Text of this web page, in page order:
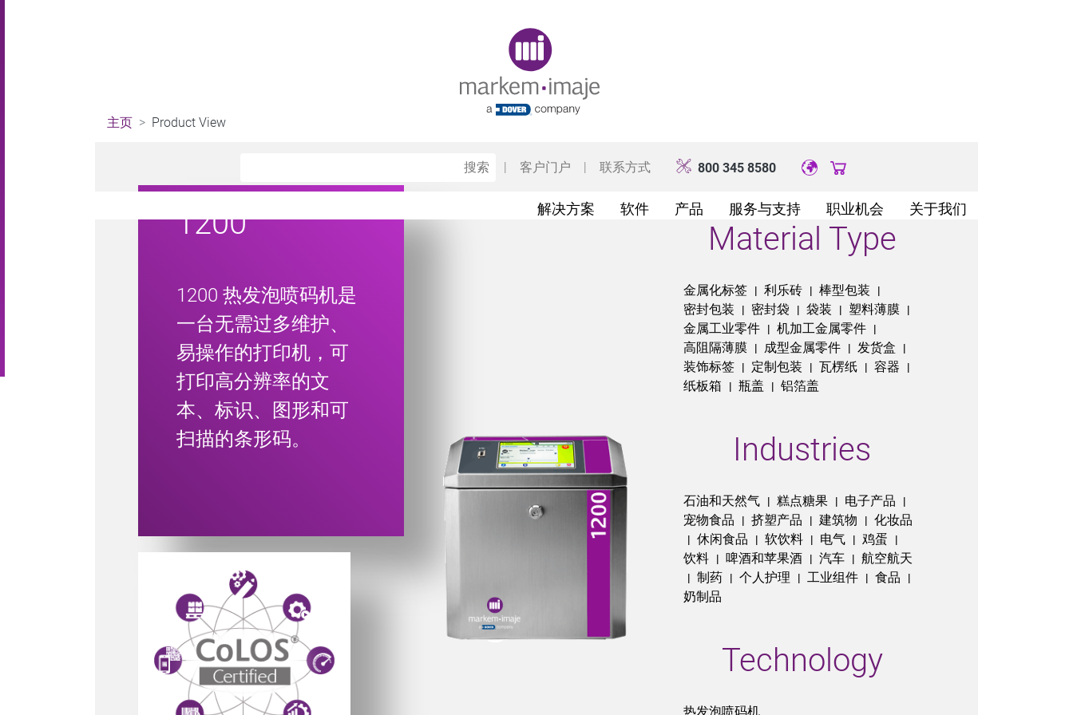
| 客户门户 | 联系方式 800 345 8580 Original image URL link
解决方案 软件 产品 服务与支持 职业机会 关于我们
主页 Product View
1200
1200 热发泡喷码机是
一台无需过多维护、
易操作的打印机，可
打印高分辨率的文
本、标识、图形和可
扫描的条形码。
Material Type
金属化标签 | 利乐砖 | 棒型包装 |
密封包装 | 密封袋 | 袋装 | 塑料薄膜 |
金属工业零件 | 机加工金属零件 |
高阻隔薄膜 | 成型金属零件 | 发货盒 |
装饰标签 | 定制包装 | 瓦楞纸 | 容器 |
纸板箱 | 瓶盖 | 铝箔盖
Industries
石油和天然气 | 糕点糖果 | 电子产品 |
宠物食品 | 挤塑产品 | 建筑物 | 化妆品
| 休闲食品 | 软饮料 | 电气 | 鸡蛋 |
饮料 | 啤酒和苹果酒 | 汽车 | 航空航天
| 制药 | 个人护理 | 工业组件 | 食品 |
奶制品
Technology
热发泡喷码机